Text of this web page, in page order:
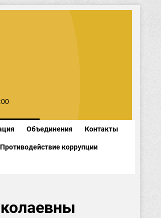
Объединения Контакты
Противодействие коррупции